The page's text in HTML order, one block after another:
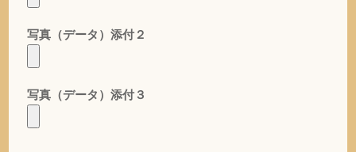
写真（データ）添付２
写真（データ）添付３